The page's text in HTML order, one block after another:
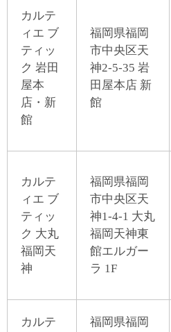
カルテ
ィエ ブ
ティッ
ク 岩田
屋本
店・新
館
福岡県福岡
市中央区天
神2-5-35 岩
田屋本店 新
館
カルテ
ィエ ブ
ティッ
ク 大丸
福岡天
神
福岡県福岡
市中央区天
神1-4-1 大丸
福岡天神東
館エルガー
ラ 1F
カルテ
福岡県福岡